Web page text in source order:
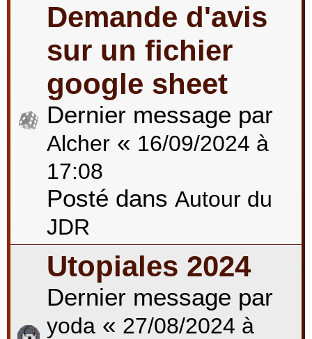
Demande d'avis
sur un fichier
google sheet
Dernier message par
Alcher « 16/09/2024 à
17:08
Posté dans Autour du
JDR
Utopiales 2024
Dernier message par
yoda « 27/08/2024 à